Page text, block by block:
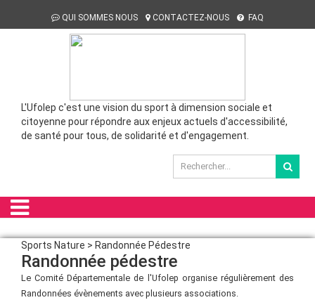
QUI SOMMES NOUS CONTACTEZ-NOUS FAQ
L'Ufolep c'est une vision du sport à dimension sociale et
citoyenne pour répondre aux enjeux actuels d'accessibilité,
de santé pour tous, de solidarité et d'engagement.
Sports Nature > Randonnée Pédestre
Randonnée pédestre
Le Comité Départementale de l'Ufolep organise régulièrement des
Randonnées évènements avec plusieurs associations.